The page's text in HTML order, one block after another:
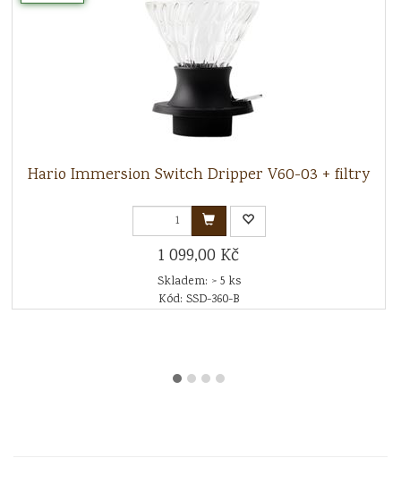
Hario Immersion Switch Dripper V60-03 + filtry
1 099,00 Kč
Skladem: > 5 ks
Kód: SSD-360-B